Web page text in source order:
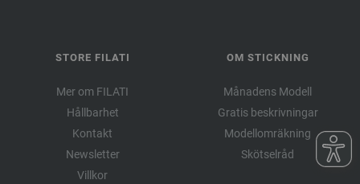
STORE FILATI
Mer om FILATI
Hållbarhet
Kontakt
Newsletter
Villkor
OM STICKNING
Månadens Modell
Gratis beskrivningar
Modellomräkning
Skötselråd